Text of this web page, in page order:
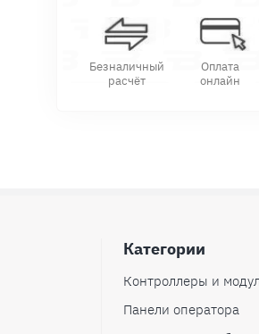
Безналичный
расчёт
Оплата
онлайн
Категории
Контроллеры и
Панели оператора